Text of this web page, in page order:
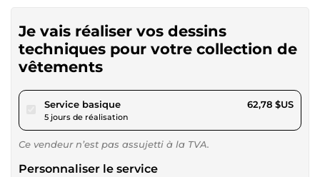
Je vais réaliser vos dessins
techniques pour votre collection de
vêtements
Service basiquepour 57,86 $US
5 jours de réalisation
62,78 $US
Ce vendeur n’est pas assujetti à la TVA.
Personnaliser le service